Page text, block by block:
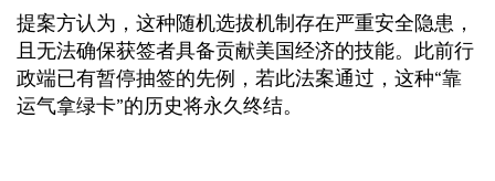
提案方认为，这种随机选拔机制存在严重安全隐患，
且无法确保获签者具备贡献美国经济的技能。此前行
政端已有暂停抽签的先例，若此法案通过，这种“靠
运气拿绿卡”的历史将永久终结。